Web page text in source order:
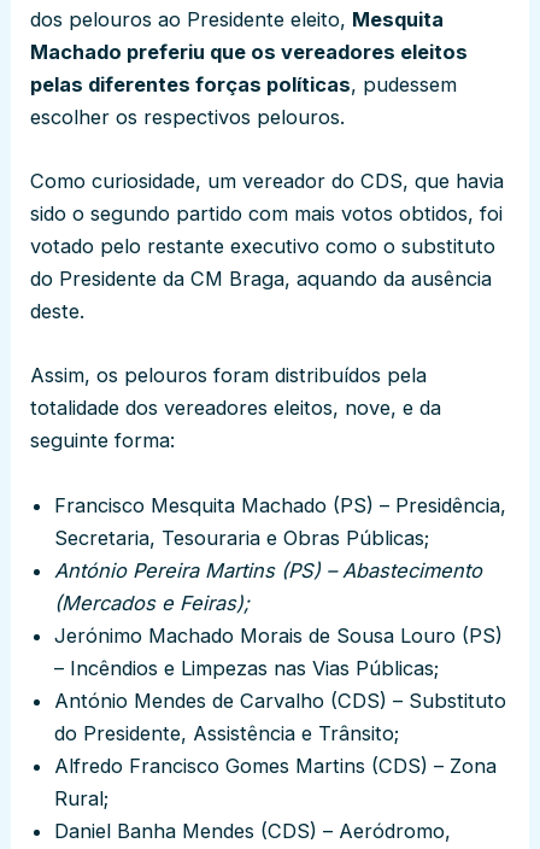
dos pelouros ao Presidente eleito, Mesquita
Machado preferiu que os vereadores eleitos
pelas diferentes forças políticas, pudessem
escolher os respectivos pelouros.
Como curiosidade, um vereador do CDS, que havia
sido o segundo partido com mais votos obtidos, foi
votado pelo restante executivo como o substituto
do Presidente da CM Braga, aquando da ausência
deste.
Assim, os pelouros foram distribuídos pela
totalidade dos vereadores eleitos, nove, e da
seguinte forma:
Francisco Mesquita Machado (PS) – Presidência,
Secretaria, Tesouraria e Obras Públicas;
António Pereira Martins (PS) – Abastecimento
(Mercados e Feiras);
Jerónimo Machado Morais de Sousa Louro (PS)
– Incêndios e Limpezas nas Vias Públicas;
António Mendes de Carvalho (CDS) – Substituto
do Presidente, Assistência e Trânsito;
Alfredo Francisco Gomes Martins (CDS) – Zona
Rural;
Daniel Banha Mendes (CDS) – Aeródromo,